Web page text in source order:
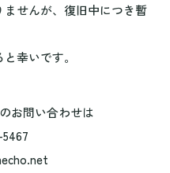
せんが、復旧中につき暫
幸いです。
お問い合わせは